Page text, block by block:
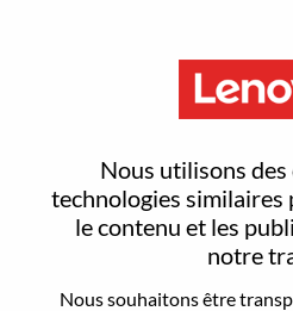
Nous utilisons des
technologies
le contenu et les
notre
Nous souhaitons être
Reset password
Are you sure you